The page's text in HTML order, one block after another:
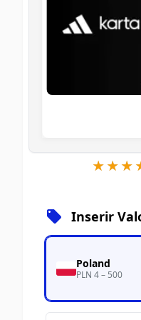
Inserir
Poland
PLN 4 – 500